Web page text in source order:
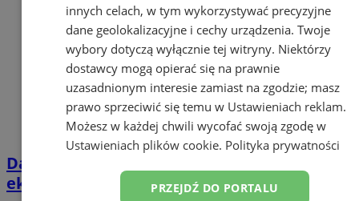
Darmowe wakacyjne kino w Orzeszu. Na
ekranie „Mój brat niedźwiedź 2”
innych celach, w tym wykorzystywać precyzyjne
dane geolokalizacyjne i cechy urządzenia. Twoje
wybory dotyczą wyłącznie tej witryny. Niektórzy
dostawcy mogą opierać się na prawnie
uzasadnionym interesie zamiast na zgodzie; masz
prawo sprzeciwić się temu w Ustawieniach reklam.
Możesz w każdej chwili wycofać swoją zgodę w
Ustawieniach plików cookie. Polityka prywatności
PRZEJDŹ DO PORTALU